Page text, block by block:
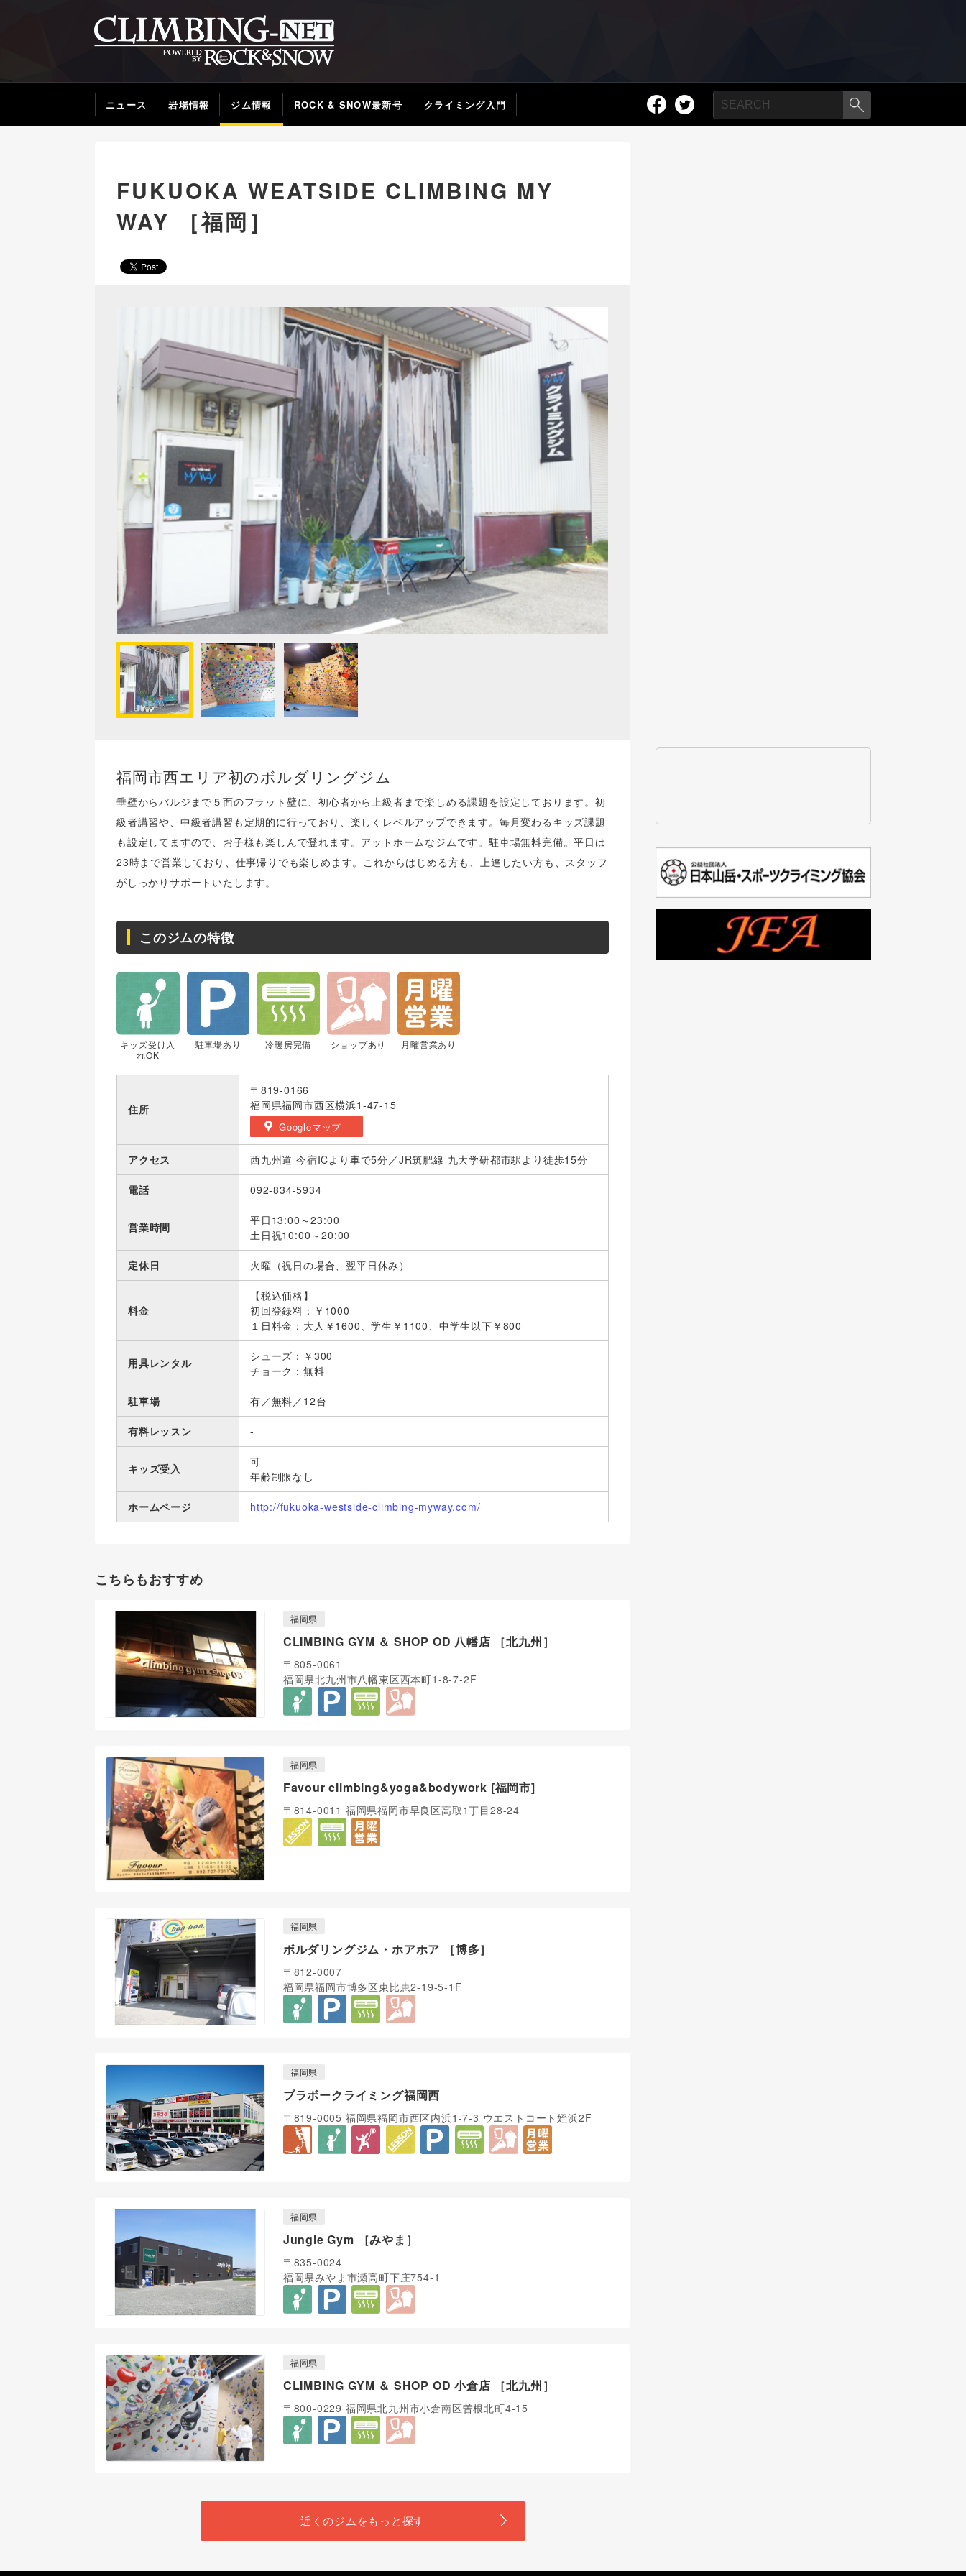
ニュース 岩場情報 ジム情報 ROCK & SNOW最新号 クライミング入門
FUKUOKA WEATSIDE CLIMBING MY
WAY ［福岡］
福岡市西エリア初のボルダリングジム
垂壁からバルジまで５面のフラット壁に、初心者から上級者まで楽しめる課題を設定しております。初
級者講習や、中級者講習も定期的に行っており、楽しくレベルアップできます。毎月変わるキッズ課題
も設定してますので、お子様も楽しんで登れます。アットホームなジムです。駐車場無料完備。平日は
23時まで営業しており、仕事帰りでも楽しめます。これからはじめる方も、上達したい方も、スタッフ
がしっかりサポートいたします。
このジムの特徴
キッズ受け入
れOK
駐車場あり 冷暖房完備 ショップあり 月曜営業あり
住所
〒819-0166
福岡県福岡市西区横浜1-47-15
Googleマップ
アクセス 西九州道 今宿ICより車で5分／JR筑肥線 九大学研都市駅より徒歩15分
電話 092-834-5934
営業時間
平日13:00～23:00
土日祝10:00～20:00
定休日 火曜（祝日の場合、翌平日休み）
料金
【税込価格】
初回登録料：￥1000
１日料金：大人￥1600、学生￥1100、中学生以下￥800
用具レンタル
シューズ：￥300
チョーク：無料
駐車場 有／無料／12台
有料レッスン -
キッズ受入
可
年齢制限なし
ホームページ http://fukuoka-westside-climbing-myway.com/
こちらもおすすめ
福岡県
CLIMBING GYM ＆ SHOP OD 八幡店 ［北九州］
〒805-0061
福岡県北九州市八幡東区西本町1-8-7-2F
福岡県
Favour climbing&yoga&bodywork [福岡市]
〒814-0011 福岡県福岡市早良区高取1丁目28-24
福岡県
ボルダリングジム・ホアホア ［博多］
〒812-0007
福岡県福岡市博多区東比恵2-19-5-1F
福岡県
ブラボークライミング福岡西
〒819-0005 福岡県福岡市西区内浜1-7-3 ウエストコート姪浜2F
福岡県
Jungle Gym ［みやま］
〒835-0024
福岡県みやま市瀬高町下庄754-1
福岡県
CLIMBING GYM ＆ SHOP OD 小倉店 ［北九州］
〒800-0229 福岡県北九州市小倉南区曽根北町4-15